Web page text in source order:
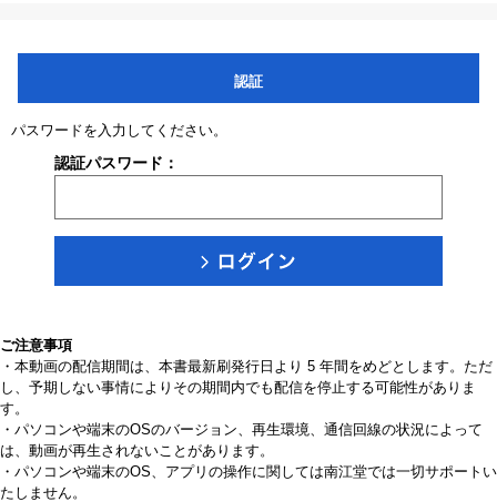
認証
パスワードを入力してください。
認証パスワード：
ご注意事項
・本動画の配信期間は、本書最新刷発行日より 5 年間をめどとします。ただ
し、予期しない事情によりその期間内でも配信を停止する可能性がありま
す。
・パソコンや端末のOSのバージョン、再生環境、通信回線の状況によって
は、動画が再生されないことがあります。
・パソコンや端末のOS、アプリの操作に関しては南江堂では一切サポートい
たしません。